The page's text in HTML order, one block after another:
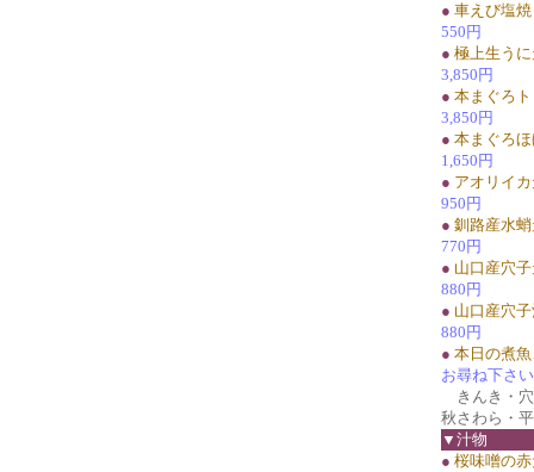
● 車えび塩
550円
● 極上生う
3,850円
● 本まぐろ
3,850円
● 本まぐろ
1,650円
● アオリイ
950円
● 釧路産水
770円
● 山口産穴
880円
● 山口産穴
880円
● 本日の煮
お尋ね下さい
きんき・穴
秋さわら・
▼汁物
● 桜味噌の